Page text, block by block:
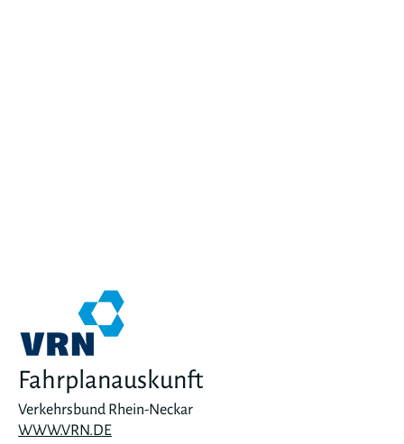
Fahrplanauskunft
Verkehrsbund Rhein-Neckar
WWW.VRN.DE